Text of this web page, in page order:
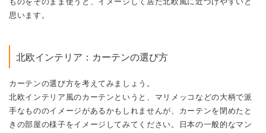
思います。
北欧インテリア：カーテンの選び方
カーテンの選び方を考えてみましょう。
北欧インテリア風のカーテンというと、マリメッコなどの大柄で派
手なもののイメージがあるかもしれませんが、カーテンを閉めたと
きの部屋の様子をイメージしてみてください。日本の一般的なマン